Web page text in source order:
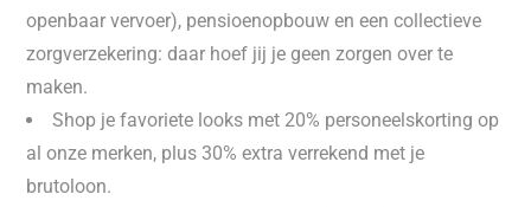
openbaar vervoer), pensioenopbouw en een collectieve
zorgverzekering: daar hoef jij je geen zorgen over te
maken.
Shop je favoriete looks met 20% personeelskorting op
al onze merken, plus 30% extra verrekend met je
brutoloon.